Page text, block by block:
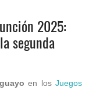
2025:
segunda
en los Juegos